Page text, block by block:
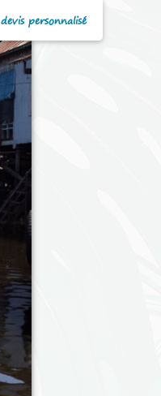
personnalisé